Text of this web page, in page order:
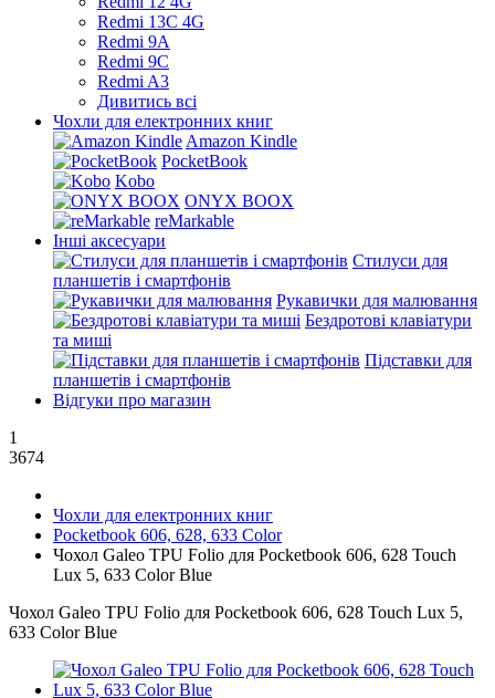
Redmi 13C 4G
Redmi 9A
Redmi 9C
Redmi A3
Дивитись всі
Чохли для електронних книг
Amazon Kindle
PocketBook
Kobo
ONYX BOOX
reMarkable
Інші аксесуари
Стилуси для
планшетів і смартфонів
Рукавички для малювання
Бездротові клавіатури
та миші
Підставки для
планшетів і смартфонів
Відгуки про магазин
1
3674
Чохли для електронних книг
Pocketbook 606, 628, 633 Color
Чохол Galeo TPU Folio для Pocketbook 606, 628 Touch
Lux 5, 633 Color Blue
Чохол Galeo TPU Folio для Pocketbook 606, 628 Touch Lux 5,
633 Color Blue